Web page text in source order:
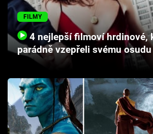
Cool Esport
Pořady
TV Program
Sledujte prima+
Přihlášení
FILMY
4 nejlepší filmoví hrdinové,
parádně vzepřeli svému osudu